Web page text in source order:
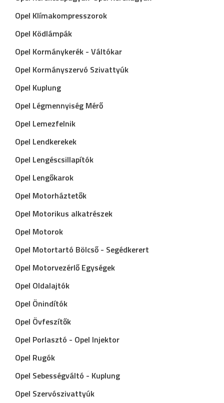
Opel Klímakompresszorok
Opel Ködlámpák
Opel Kormánykerék - Váltókar
Opel Kormányszervó Szivattyúk
Opel Kuplung
Opel Légmennyiség Mérő
Opel Lemezfelnik
Opel Lendkerekek
Opel Lengéscsillapítók
Opel Lengőkarok
Opel Motorháztetők
Opel Motorikus alkatrészek
Opel Motorok
Opel Motortartó Bölcső - Segédkerert
Opel Motorvezérlő Egységek
Opel Oldalajtók
Opel Önindítók
Opel Övfeszítők
Opel Porlasztó - Opel Injektor
Opel Rugók
Opel Sebességváltó - Kuplung
Opel Szervószivattyúk